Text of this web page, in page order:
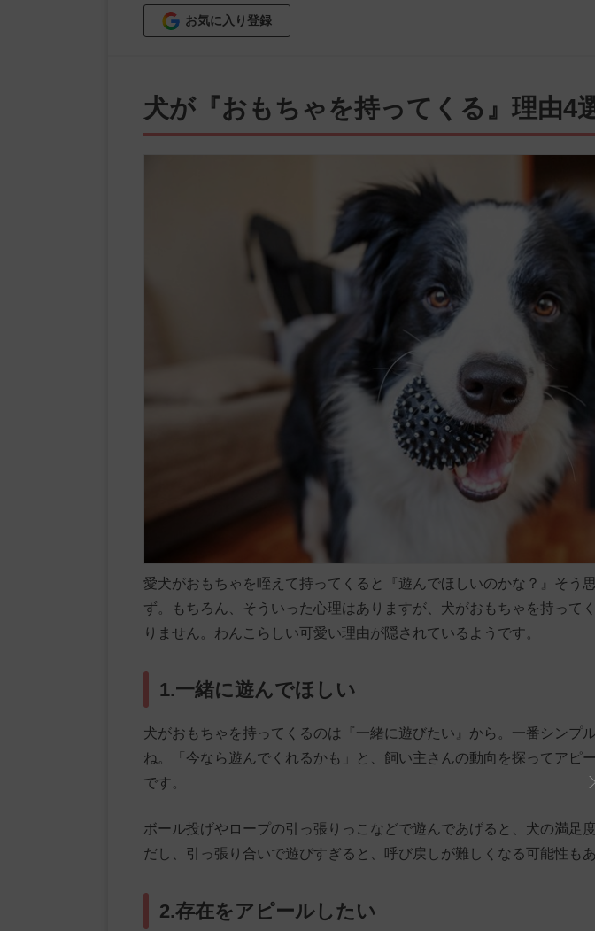
お気に入り登録
犬が『おもちゃを持ってくる』理由4
愛犬がおもちゃを咥えて持ってくると『遊んでほしいのかな？』そう
ず。もちろん、そういった心理はありますが、犬がおもちゃを持って
りません。わんこらしい可愛い理由が隠されているようです。
1.一緒に遊んでほしい
犬がおもちゃを持ってくるのは『一緒に遊びたい』から。一番シンプ
ね。「今なら遊んでくれるかも」と、飼い主さんの動向を探ってアピ
です。
ボール投げやロープの引っ張りっこなどで遊んであげると、犬の満足
だし、引っ張り合いで遊びすぎると、呼び戻しが難しくなる可能性も
2.存在をアピールしたい